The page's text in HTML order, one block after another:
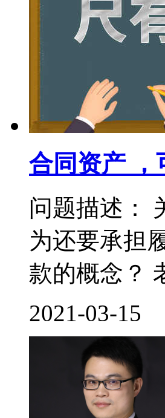
合同资产 ，
问题描述：
为还要承担
款的概念？
2021-03-15